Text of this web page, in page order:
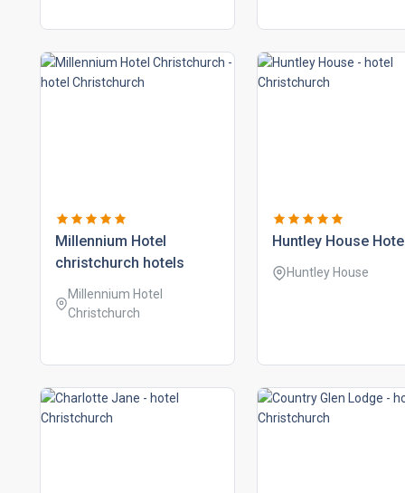
millennium hotel
christchurch hotels
Millennium Hotel
Christchurch
huntley house
Huntley House